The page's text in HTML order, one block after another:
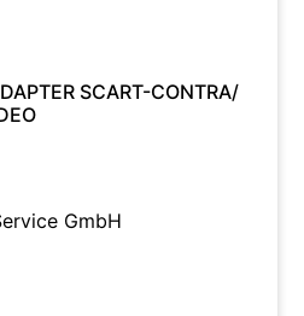
SCART-CONTRA/
GmbH